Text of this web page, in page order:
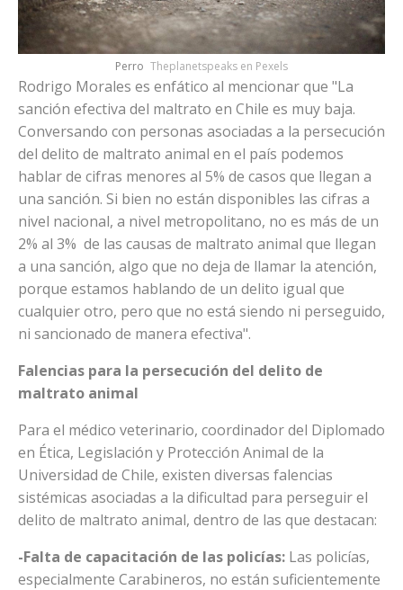
Perro Theplanetspeaks en Pexels
Rodrigo Morales es enfático al mencionar que "La
sanción efectiva del maltrato en Chile es muy baja.
Conversando con personas asociadas a la persecución
del delito de maltrato animal en el país podemos
hablar de cifras menores al 5% de casos que llegan a
una sanción. Si bien no están disponibles las cifras a
nivel nacional, a nivel metropolitano, no es más de un
2% al 3% de las causas de maltrato animal que llegan
a una sanción, algo que no deja de llamar la atención,
porque estamos hablando de un delito igual que
cualquier otro, pero que no está siendo ni perseguido,
ni sancionado de manera efectiva".
Falencias para la persecución del delito de
maltrato animal
Para el médico veterinario, coordinador del Diplomado
en Ética, Legislación y Protección Animal de la
Universidad de Chile, existen diversas falencias
sistémicas asociadas a la dificultad para perseguir el
delito de maltrato animal, dentro de las que destacan:
-Falta de capacitación de las policías: Las policías,
especialmente Carabineros, no están suficientemente